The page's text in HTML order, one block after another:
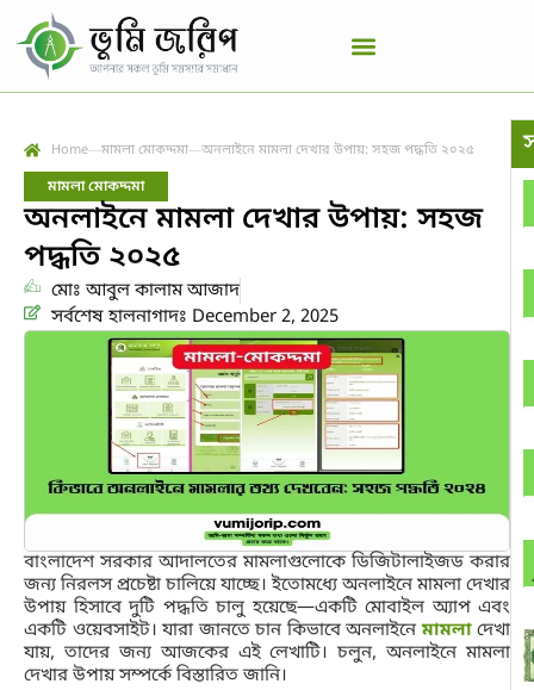
Home মামলা মোকদ্দমা অনলাইনে মামলা দেখার উপায়: সহজ পদ্ধতি ২০২৫
মামলা মোকদ্দমা
অনলাইনে মামলা দেখার উপায়: সহজ
পদ্ধতি ২০২৫
মোঃ আবুল কালাম আজাদ
সর্বশেষ হালনাগাদঃ December 2, 2025
বাংলাদেশ সরকার আদালতের মামলাগুলোকে ডিজিটালাইজড করার
জন্য নিরলস প্রচেষ্টা চালিয়ে যাচ্ছে। ইতোমধ্যে অনলাইনে মামলা দেখার
উপায় হিসাবে দুটি পদ্ধতি চালু হয়েছে—একটি মোবাইল অ্যাপ এবং
একটি ওয়েবসাইট। যারা জানতে চান কিভাবে অনলাইনেমামলা দেখা
যায়, তাদের জন্য আজকের এই লেখাটি। চলুন, অনলাইনে মামলা
দেখার উপায় সম্পর্কে বিস্তারিত জানি।